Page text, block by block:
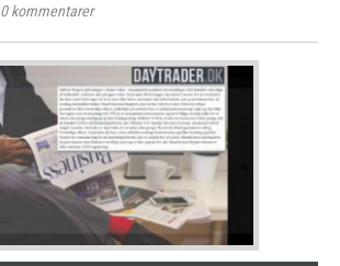
0kommentarer